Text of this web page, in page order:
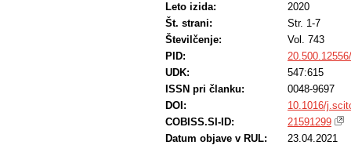
Leto izida:
2020
Št. strani:
Str. 1-7
Številčenje:
Vol. 743
PID:
UDK:
547:615
ISSN pri članku:
0048-9697
DOI:
10.1016/
COBISS.SI-ID:
21591299
Datum objave v RUL:
23.04.2021